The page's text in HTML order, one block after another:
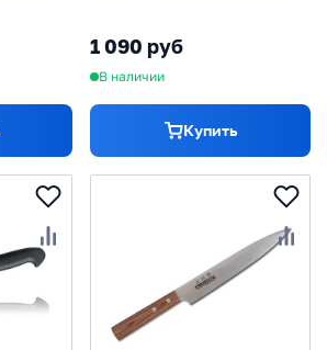
1 090 руб
В наличии
Купить